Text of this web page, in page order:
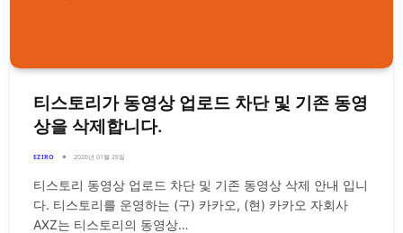
티스토리가 동영상 업로드 차단 및 기존 동영
상을 삭제합니다.
EZIRO 2026년 01월 25일
티스토리 동영상 업로드 차단 및 기존 동영상 삭제 안내 입니
다. 티스토리를 운영하는 (구) 카카오, (현) 카카오 자회사
AXZ는 티스토리의 동영상…